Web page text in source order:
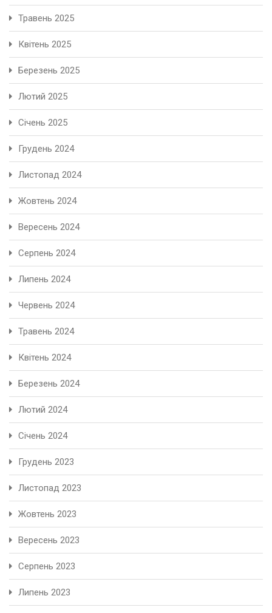
Травень 2025
Квітень 2025
Березень 2025
Лютий 2025
Січень 2025
Грудень 2024
Листопад 2024
Жовтень 2024
Вересень 2024
Серпень 2024
Липень 2024
Червень 2024
Травень 2024
Квітень 2024
Березень 2024
Лютий 2024
Січень 2024
Грудень 2023
Листопад 2023
Жовтень 2023
Вересень 2023
Серпень 2023
Липень 2023